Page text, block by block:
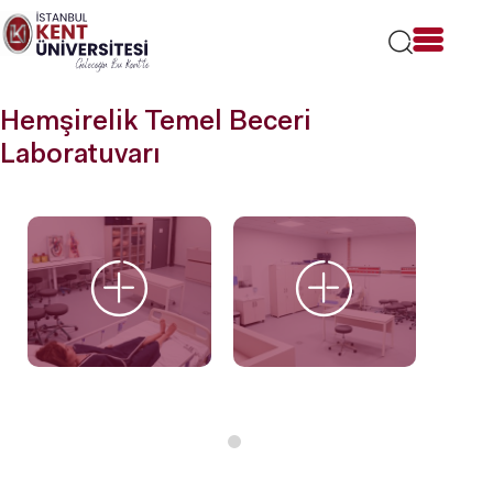
Lütfen
dikkat:
Bu
bir
erişilebilirlik
sistemi
Hemşirelik Temel Beceri
Laboratuvarı